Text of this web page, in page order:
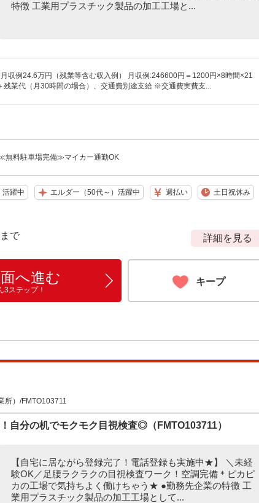
特徴 工業用プラスチック製品の加工工場と...
収例24.6万円（残業等含む収入例） 月収例:246600円＝1200円×8時間×21
残業代（月30時間の場合）、交通費別途支給 ※交通費実費支...
無料駐車場完備≫マイカー通勤OK
活躍中 エルダー（50代～）活躍中 週払い 土日祝休み
で 詳細を見る
へ進む
3ステップ！
キープ
所）/FMTO103711
自分の机でモクモク目視検査◎（FMTO103711）
【自宅に居ながら登録完了！電話登録も実施中★】 ＼未経
験OK／足腰ラクラクの目視検査ワーク！空調完備＊ピカピ
カの工場で気持ちよく働けちゃう★ ●勤務先企業の特徴 工
業用プラスチック製品の加工工場として...